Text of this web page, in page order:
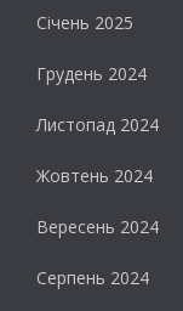
Січень 2025
Грудень 2024
Листопад 2024
Жовтень 2024
Вересень 2024
Серпень 2024